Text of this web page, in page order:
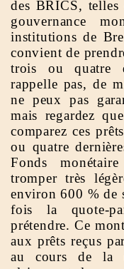
des BRICS,
gouvernance
institutions de
convient de
trois ou quatre
rappelle pas, de
ne peux pas
mais regardez
comparez ces
ou quatre
Fonds
tromper très
environ 600 % de
fois la quote-
prétendre. Ce
aux prêts reçus
au cours de la